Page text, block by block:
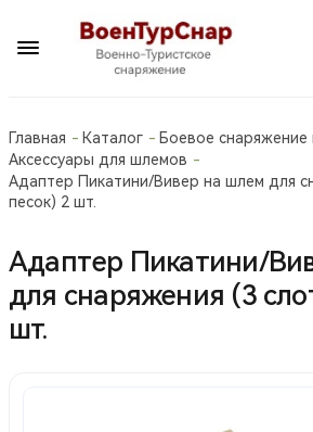
Главная Каталог
Боевое снаряжение
Аксессуары для шлемов
Адаптер Пикатини/Вивер на шлем для
песок) 2 шт.
Адаптер Пикатини/
для снаряжения (3
шт.